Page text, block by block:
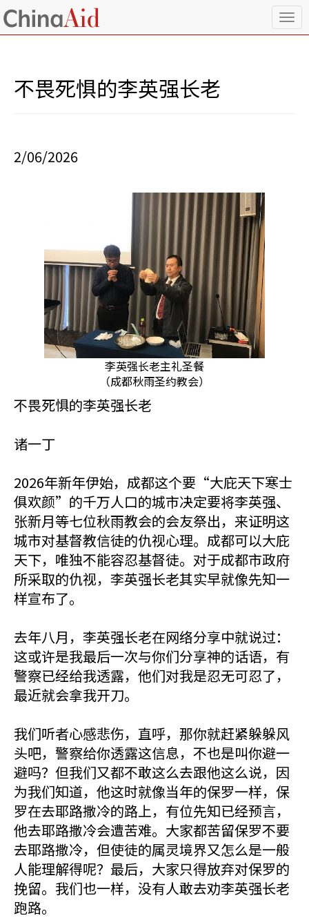
T
o
不畏死惧的李英强长老
2/06/2026
李英强长老主礼圣餐
（成都秋雨圣约教会）
不畏死惧的李英强长老
诸一丁
2026年新年伊始，成都这个要“大庇天下寒士
俱欢颜”的千万人口的城市决定要将李英强、
张新月等七位秋雨教会的会友祭出，来证明这
城市对基督教信徒的仇视心理。成都可以大庇
天下，唯独不能容忍基督徒。对于成都市政府
所采取的仇视，李英强长老其实早就像先知一
样宣布了。
去年八月，李英强长老在网络分享中就说过：
这或许是我最后一次与你们分享神的话语，有
警察已经给我透露，他们对我是忍无可忍了，
最近就会拿我开刀。
我们听者心感悲伤，直呼，那你就赶紧躲躲风
头吧，警察给你透露这信息，不也是叫你避一
避吗？但我们又都不敢这么去跟他这么说，因
为我们知道，他这时就像当年的保罗一样，保
罗在去耶路撒冷的路上，有位先知已经预言，
他去耶路撒冷会遭苦难。大家都苦留保罗不要
去耶路撒冷，但使徒的属灵境界又怎么是一般
人能理解得呢？最后，大家只得放弃对保罗的
挽留。我们也一样，没有人敢去劝李英强长老
跑路。